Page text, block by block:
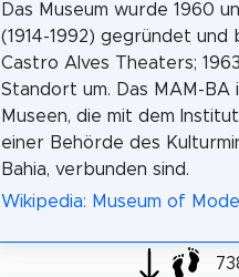
Das Museum wurde 1960
(1914-1992) gegründet
Castro Alves Theaters;
Standort um. Das MAM-
Museen, die mit dem
einer Behörde des
Bahia, verbunden sind.
Wikipedia: Museum of